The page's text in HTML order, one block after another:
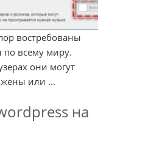
востребованы
по всему миру.
они могут
или ...
на